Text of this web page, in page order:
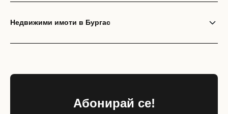
Недвижими имоти в Бургас
Абонирай се!